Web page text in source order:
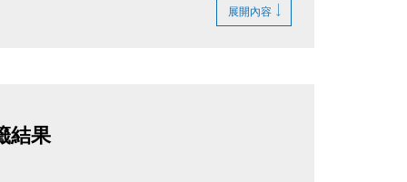
展開內容
結果